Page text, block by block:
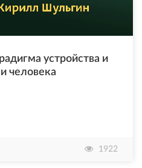
устройства и
человека
1922